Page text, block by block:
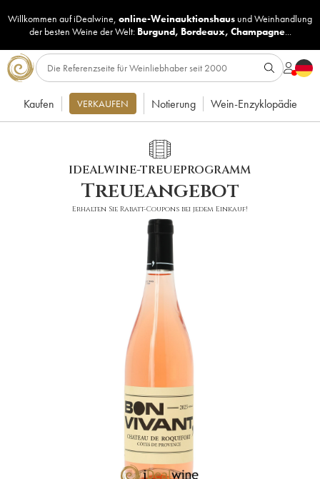
Willkommen auf iDealwine, online-Weinauktionshaus undWeinhandlung
der besten Weine der Welt: Burgund, Bordeaux, Champagne...
Kaufen VERKAUFEN Notierung Wein-Enzyklopädie
IDEALWINE-TREUEPROGRAMM
Treueangebot
Erhalten Sie Rabatt-Coupons bei jedem Einkauf!